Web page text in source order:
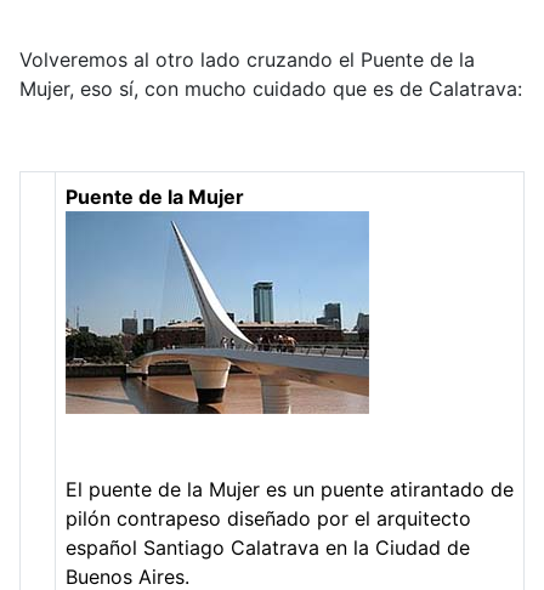
Volveremos al otro lado cruzando el Puente de la
Mujer, eso sí, con mucho cuidado que es de Calatrava:
Puente de la Mujer
El puente de la Mujer es un puente atirantado de
pilón contrapeso diseñado por el arquitecto
español Santiago Calatrava en la Ciudad de
Buenos Aires.